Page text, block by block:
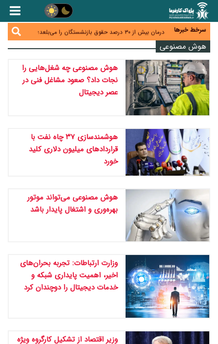
سرخط خبرها
اختیار تمدید مهلت ثبت آماری به سازمان‌های مناطق
اقتصاد ایران با نسخه‌های کلاسیک به جایی نمی‌رسد/
درمان بیش از ۳۰ درصد حقوق بازنشستگان را می‌بلعد؛
هزینه دارو و تجهیزات ۵ برابر شد،حقوق فقط ۱.۲ برابر
افزایش یافت
دام ارزان شد، گوشت نه/چرا کاهش قیمت به سفره مردم
نرسید؟
افزایش کالابرگ در دستور کار دولت/ تصمیم‌گیری درباره
قیمت و سهمیه بنزین همچنان در انتظار تأمین منابع و
جمع‌بندی نهایی
هوش مصنوعی
هوش مصنوعی چه شغل‌هایی را
نجات داد؟ صعود مشاغل فنی در
عصر دیجیتال
هوشمندسازی ۳۷ چاه نفت با
قراردادهای میلیون دلاری کلید
خورد
هوش مصنوعی می‌تواند موتور
بهره‌وری و اشتغال پایدار باشد
وزارت ارتباطات: تجربه بحران‌های
اخیر، اهمیت پایداری شبکه و
خدمات دیجیتال را دوچندان کرد
وزیر اقتصاد از تشکیل کارگروه ویژه